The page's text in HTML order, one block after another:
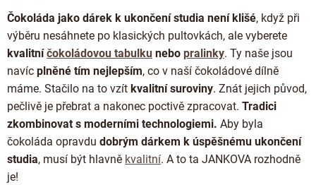
p
r
v
y
v
ý
p
i
s
u
í
Čokoláda jako dárek k ukončení studia není klišé, když při
výběru nesáhnete po klasických pultovkách, ale vyberete
kvalitníčokoládovou tabulku nebo pralinky. Ty naše jsou
navíc plněné tím nejlepším, co v naší čokoládové dílně
máme. Stačilo na to vzít kvalitní suroviny. Znát jejich původ,
pečlivě je přebrat a nakonec poctivě zpracovat. Tradici
zkombinovat s moderními technologiemi. Aby byla
čokoláda opravdu dobrým dárkem k úspěšnému ukončení
studia, musí být hlavně kvalitní. A to ta JANKOVA rozhodně
je!